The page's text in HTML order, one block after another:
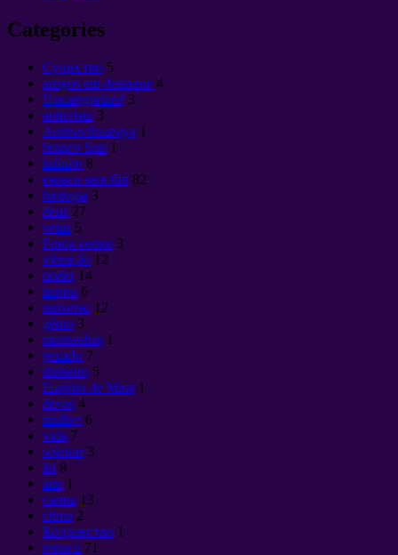
Categories
Cущество 5
artigos em destaque 4
Uncategorized 3
anticristo 3
Antitsivilizatsiya 1
branco Sun 1
infinito 8
espaço sem fim 82
biologia 3
deus 27
vetor 5
Força vector 3
vibração 12
poder 14
tempo 6
universo 12
gênio 3
montanhas 1
pecado 7
dinheiro 5
Espírito de Maat 1
devas 4
mulher 6
vida 7
soletrar 3
lei 8
arte 1
carma 13
clima 2
Колдовство 1
espaço 71